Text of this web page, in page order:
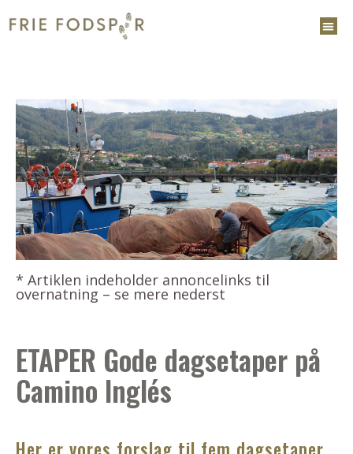
* Artiklen indeholder annoncelinks til
overnatning – se mere nederst
ETAPER Gode dagsetaper på
Camino Inglés